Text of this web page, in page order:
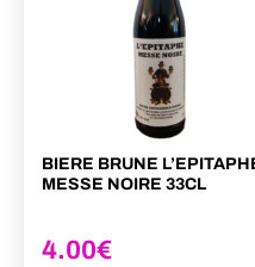
BIERE BRUNE
MESSE NOIRE 33CL
4.00€